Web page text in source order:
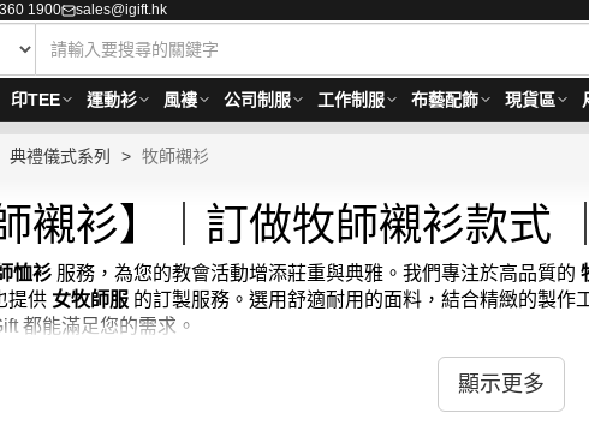
1900 sales@igift.hk
印TEE 運動衫 風褸 公司制服 工作制服 布藝配飾 現貨區
典禮儀式系列 牧師襯衫
襯衫】｜訂做牧師襯衫款式
恤衫 服務，為您的教會活動增添莊重與典雅。我們專注於高品質的
提供 女牧師服 的訂製服務。選用舒適耐用的面料，結合精緻的製
都能滿足您的需求。
與設計，彰顯獨特的宗教風格與精神。如果您正在尋找牧師裝或需要
牧師襯衫，享受快速交貨與貼心售後服務。立即訂製，提升您的教
顯示更多